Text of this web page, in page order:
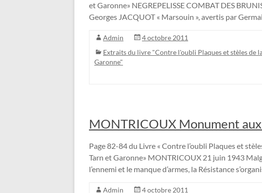
et Garonne» NEGREPELISSE COMBAT DES
Georges JACQUOT « Marsouin », avertis par
Admin
4 octobre 2011
Extraits du livre "Contre l'oubli Plaques et stèles de
Garonne"
MONTRICOUX Monument
Page 82-84 du Livre « Contre l’oubli Plaques et
Tarn et Garonne» MONTRICOUX 21 juin 1943
l’ennemi et le manque d’armes, la Résistance
Admin 4 octobre 2011